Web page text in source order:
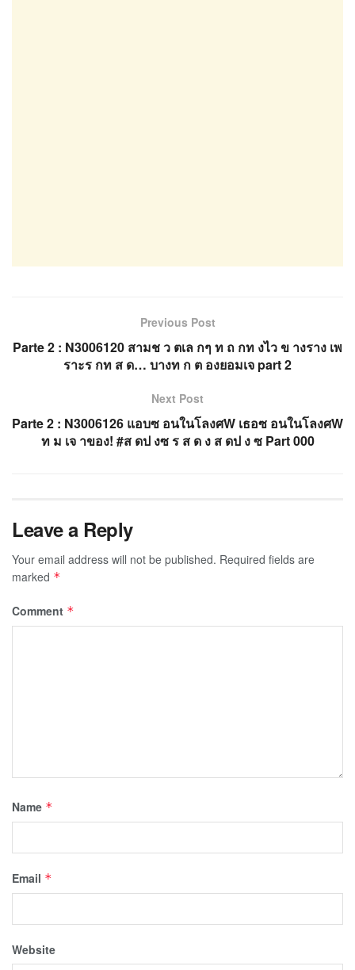
Previous Post
Parte 2 : N3006120 สามช ว ตเล กๆ ท ถ กท งไว ข างราง เพ
ราะร กท ส ด… บางท ก ต องยอมเจ part 2
Next Post
Parte 2 : N3006126 แอบซ อนในโลงศW เธอซ อนในโลงศW
ท ม เจ าของ! #ส ดป งซ ร ส ด ง ส ดป ง ซ Part 000
Leave a Reply
Your email address will not be published. Required fields are
marked *
Comment *
Name *
Email *
Website